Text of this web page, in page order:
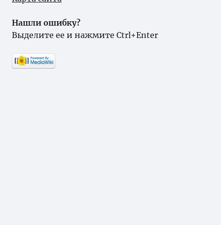
Нашли ошибку?
Выделите ее и нажмите Ctrl+Enter